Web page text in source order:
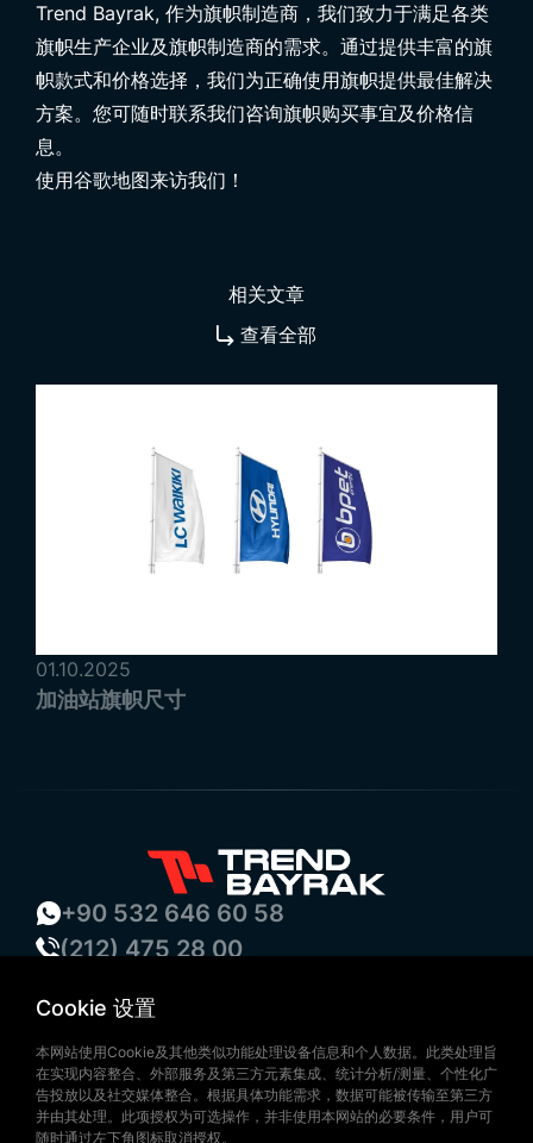
Trend Bayrak, 作为旗帜制造商，我们致力于满足各类
旗帜生产企业及旗帜制造商的需求。通过提供丰富的旗
帜款式和价格选择，我们为正确使用旗帜提供最佳解决
方案。您可随时联系我们咨询旗帜购买事宜及价格信
息。
使用谷歌地图来访我们！
相关文章
查看全部
01.10.2025
加油站旗帜尺寸
+90 532 646 60 58
(212) 475 28 00
bilgi@trendbayrak.com
Uğur Mumcu Mah. Eski Edirne Asfaltı
Cad. No : 554-556 İç Kapı NO: 1
SULTANGAZİ /İSTANBUL
Cookie 设置
本网站使用Cookie及其他类似功能处理设备信息和个人数据。此类处理旨
在实现内容整合、外部服务及第三方元素集成、统计分析/测量、个性化广
告投放以及社交媒体整合。根据具体功能需求，数据可能被传输至第三方
并由其处理。此项授权为可选操作，并非使用本网站的必要条件，用户可
随时通过左下角图标取消授权。